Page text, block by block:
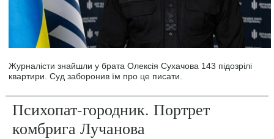
Журналісти знайшли у брата Олексія Сухачова 143 підозрілі
квартири. Суд заборонив їм про це писати.
Психопат-городник. Портрет
комбрига Лучанова